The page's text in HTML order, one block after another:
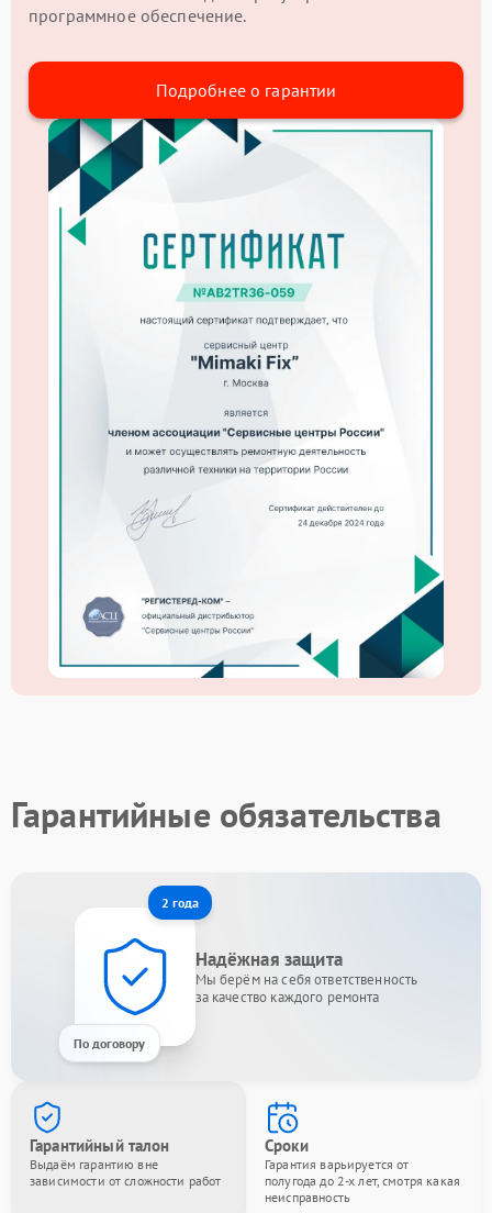
программное обеспечение.
Подробнее о гарантии
Гарантийные обязательства
2 года
По договору
Надёжная защита
Мы берём на себя ответственность
за качество каждого ремонта
Гарантийный талон
Выдаём гарантию вне
зависимости от сложности работ
Сроки
Гарантия варьируется от
полугода до 2-х лет, смотря какая
неисправность